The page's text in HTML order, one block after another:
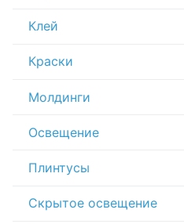
Клей
Краски
Молдинги
Освещение
Плинтусы
Скрытое освещение